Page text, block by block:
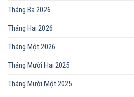
Tháng Ba 2026
Tháng Hai 2026
Tháng Một 2026
Tháng Mười Hai 2025
Tháng Mười Một 2025